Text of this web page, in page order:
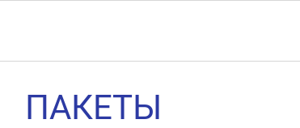
ПАКЕТЫ